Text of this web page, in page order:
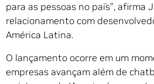
para as pessoas no país”, afirma
relacionamento com
América Latina.
O lançamento ocorre em um
empresas avançam além de